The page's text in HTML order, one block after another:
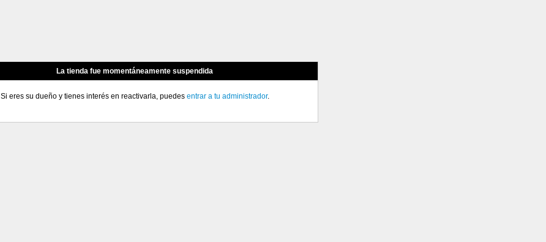
La tienda fue momentáneamente suspendida
Si eres su dueño y tienes interés en reactivarla, puedes entrar a tu administrador.